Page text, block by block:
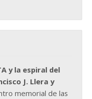
y la espiral del
J. Llera y
memorial de las